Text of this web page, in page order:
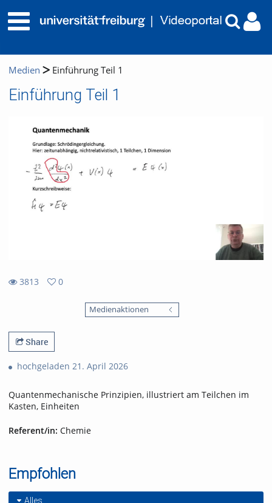
Medien Einführung Teil 1
Einführung Teil 1
3813
0
Medienaktionen
Share
hochgeladen 21. April 2026
Quantenmechanische Prinzipien, illustriert am Teilchen im
Kasten, Einheiten
Referent/in: Chemie
Empfohlen
Alles